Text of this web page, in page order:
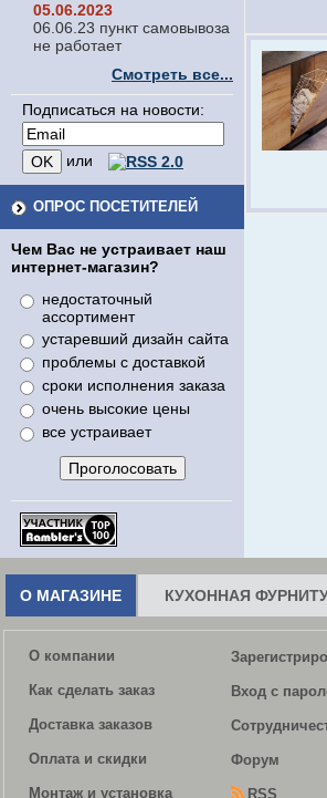
05.06.2023
06.06.23 пункт самовывоза
не работает
Смотреть все...
Подписаться на новости:
или
ОПРОС ПОСЕТИТЕЛЕЙ
Чем Вас не устраивает наш
интернет-магазин?
недостаточный
ассортимент
устаревший дизайн сайта
проблемы с доставкой
сроки исполнения заказа
очень высокие цены
все устраивает
О МАГАЗИНЕ КУХОННАЯ
О компании
Как сделать заказ
Доставка заказов
Оплата и скидки
Монтаж и установка
Вход с
Форум
RSS